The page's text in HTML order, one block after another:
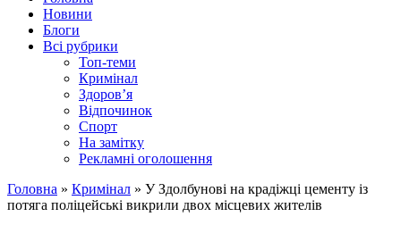
Новини
Блоги
Всі рубрики
Топ-теми
Кримінал
Здоров’я
Відпочинок
Спорт
На замітку
Рекламні оголошення
Головна » Кримінал » У Здолбунові на крадіжці цементу із
потяга поліцейські викрили двох місцевих жителів